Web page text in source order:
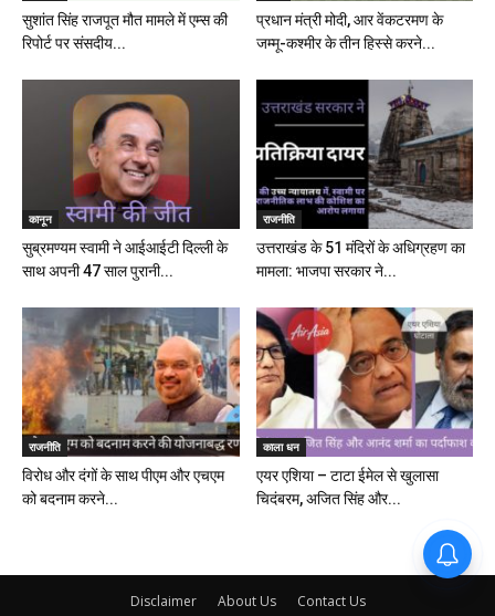
सुशांत सिंह राजपूत मौत मामले में एम्स की
रिपोर्ट पर संसदीय...
प्रधान मंत्री मोदी, आर वेंकटरमण के
जम्मू-कश्मीर के तीन हिस्से करने...
कानून
सुब्रमण्यम स्वामी ने आईआईटी दिल्ली के
साथ अपनी 47 साल पुरानी...
राजनीति
उत्तराखंड के 51 मंदिरों के अधिग्रहण का
मामला: भाजपा सरकार ने...
राजनीति
विरोध और दंगों के साथ पीएम और एचएम
को बदनाम करने...
काला धन
एयर एशिया – टाटा ईमेल से खुलासा
चिदंबरम, अजित सिंह और...
Disclaimer About Us Contact Us